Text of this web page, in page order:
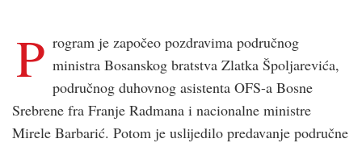
P rogram je započeo pozdravima područnog
ministra Bosanskog bratstva Zlatka Špoljarevića,
područnog duhovnog asistenta OFS-a Bosne
Srebrene fra Franje Radmana i nacionalne ministre
Mirele Barbarić. Potom je uslijedilo predavanje područne